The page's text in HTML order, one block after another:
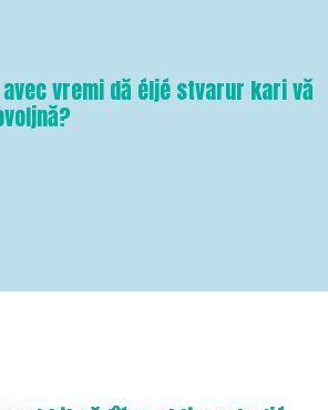
vremi dă éljé stvarur kari vă